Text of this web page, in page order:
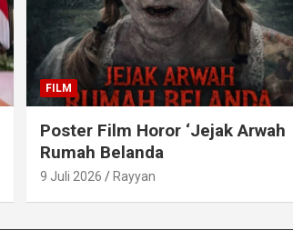
FILM
Poster Film Horor ‘Jejak Arwah
Rumah Belanda
9 Juli 2026 Rayyan